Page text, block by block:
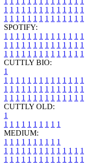
1 1 1 1 1 1 1 1 1 1 1 1 1 1
1 1 1 1 1 1 1 1 1 1 1 1 1 1
SPOTIFY:
1 1 1 1 1 1 1 1 1 1 1 1 1 1
1 1 1 1 1 1 1 1 1 1 1 1 1 1
1 1 1 1 1 1 1 1 1 1 1 1 1 1
CUTTLY BIO:
1
1 1 1 1 1 1 1 1 1 1 1 1 1 1
1 1 1 1 1 1 1 1 1 1 1 1 1 1
1 1 1 1 1 1 1 1 1 1 1 1 1 1
CUTTLY OLD:
1
1 1 1 1 1 1 1 1 1 1
MEDIUM:
1 1 1 1 1 1 1 1 1 1
1 1 1 1 1 1 1 1 1 1 1 1 1 1
1 1 1 1 1 1 1 1 1 1 1 1 1 1